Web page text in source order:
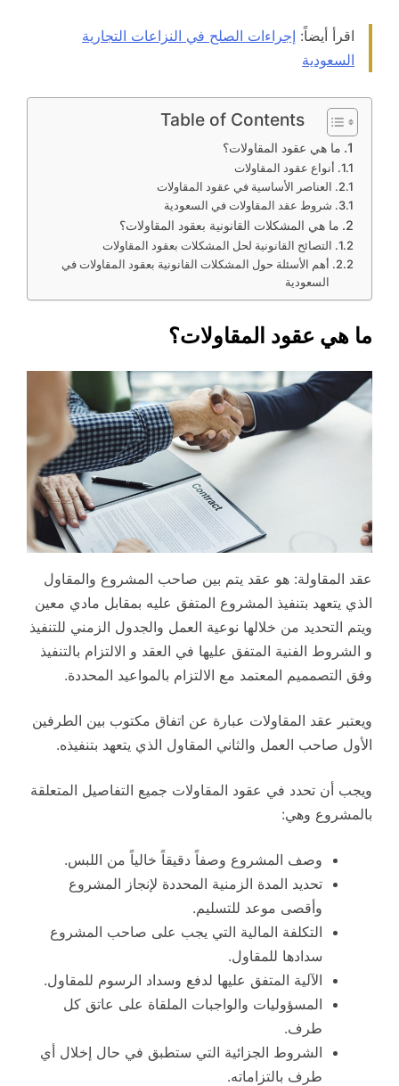
اقرأ أيضاً: إجراءات الصلح في النزاعات التجارية
السعودية
Table of Contents
ما هي عقود المقاولات؟
أنواع عقود المقاولات
العناصر الأساسية في عقود المقاولات
شروط عقد المقاولات في السعودية
ما هي المشكلات القانونية بعقود المقاولات؟
التصائح القانونية لحل المشكلات بعقود المقاولات
أهم الأسئلة حول المشكلات القانونية بعقود المقاولات في
السعودية
ما هي عقود المقاولات؟
عقد المقاولة: هو عقد يتم بين صاحب المشروع والمقاول
الذي يتعهد بتنفيذ المشروع المتفق عليه بمقابل مادي معين
ويتم التحديد من خلالها نوعية العمل والجدول الزمني للتنفيذ
و الشروط الفنية المتفق عليها في العقد و الالتزام بالتنفيذ
وفق التصمميم المعتمد مع الالتزام بالمواعيد المحددة.
ويعتبر عقد المقاولات عبارة عن اتفاق مكتوب بين الطرفين
الأول صاحب العمل والثاني المقاول الذي يتعهد بتنفيذه.
ويجب أن تحدد في عقود المقاولات جميع التفاصيل المتعلقة
بالمشروع وهي:
وصف المشروع وصفاً دقيقاً خالياً من اللبس.
تحديد المدة الزمنية المحددة لإنجاز المشروع
وأقصى موعد للتسليم.
التكلفة المالية التي يجب على صاحب المشروع
سدادها للمقاول.
الآلية المتفق عليها لدفع وسداد الرسوم للمقاول.
المسؤوليات والواجبات الملقاة على عاتق كل
طرف.
الشروط الجزائية التي ستطبق في حال إخلال أي
طرف بالتزاماته.